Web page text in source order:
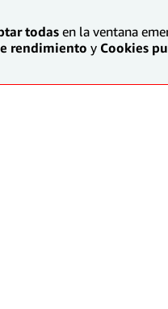
todasen la ventana
rendimiento y Cookies